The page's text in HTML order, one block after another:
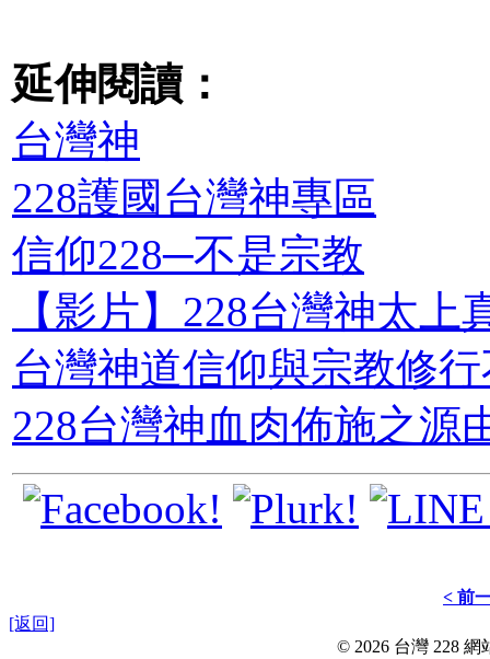
延伸閱讀：
台灣神
228護國台灣神專區
信仰228─不是宗教
【影片】228台灣神太上
台灣神道信仰與宗教修
228台灣神血肉佈施之源
< 前
[返回]
© 2026 台灣 228 網